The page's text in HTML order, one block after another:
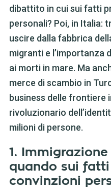
dibattito in cui sui fatti
personali? Poi, in Italia:
uscire dalla fabbrica
migranti e l’importanza
ai morti in mare. Ma
merce di scambio in
business delle frontiere
rivoluzionario
milioni di persone.
1.
quando sui
convinzioni